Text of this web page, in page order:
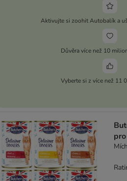
Aktivujte si zoohit Autobalík a
Důvěra více než 10
Vyberte si z více než 11